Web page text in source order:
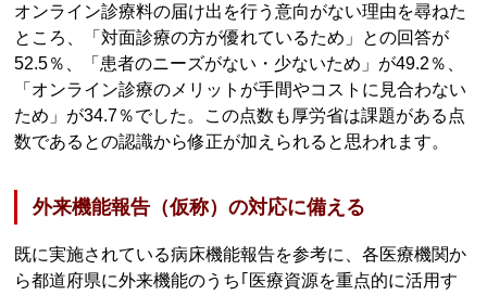
オンライン診療料の届け出を行う意向がない理由を尋ねた
ところ、「対面診療の方が優れているため」との回答が
52.5％、「患者のニーズがない・少ないため」が49.2％、
「オンライン診療のメリットが手間やコストに見合わない
ため」が34.7％でした。この点数も厚労省は課題がある点
数であるとの認識から修正が加えられると思われます。
外来機能報告（仮称）の対応に備える
既に実施されている病床機能報告を参考に、各医療機関か
ら都道府県に外来機能のうち｢医療資源を重点的に活用す